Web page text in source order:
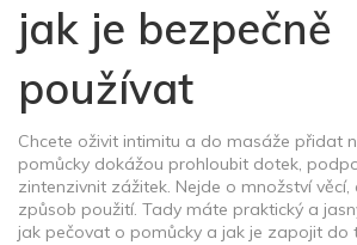
jak je bezpečně
používat
Chcete oživit intimitu a do masáže přidat
pomůcky dokážou prohloubit dotek,
zintenzivnit zážitek. Nejde o množství věcí,
způsob použití. Tady máte praktický a
jak pečovat o pomůcky a jak je zapojit do